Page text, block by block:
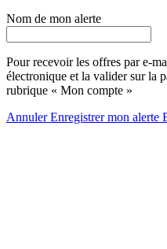
Nom de mon alerte
Pour recevoir les offres par e-
électronique et la valider sur la
rubrique « Mon compte »
AnnulerEnregistrer mon alerte